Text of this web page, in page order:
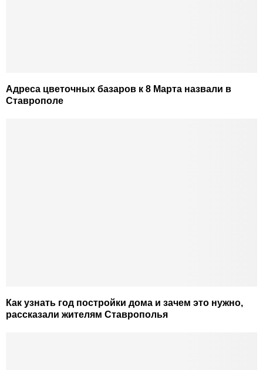
Адреса цветочных базаров к 8 Марта назвали в
Ставрополе
Как узнать год постройки дома и зачем это нужно,
рассказали жителям Ставрополья